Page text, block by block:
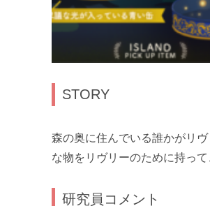
STORY
森の奥に住んでいる誰かがリ
な物をリヴリーのために持って
研究員コメント